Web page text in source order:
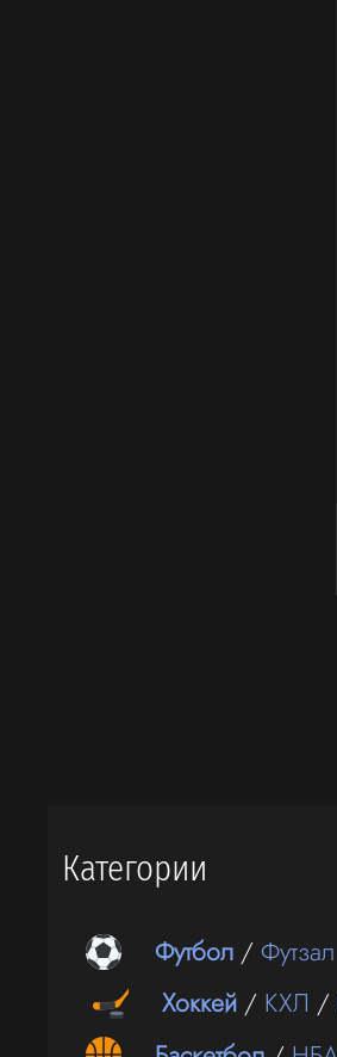
Категории
Футбол /Футзал
Хоккей / КХЛ /